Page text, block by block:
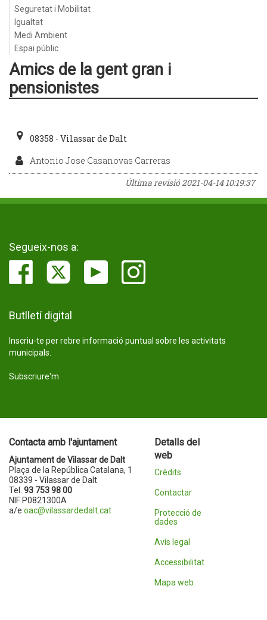
Seguretat i Mobilitat
Igualtat
Medi Ambient
Espai públic
Amics de la gent gran i
pensionistes
08358 - Vilassar de Dalt
Antonio Jose Casanovas Carreras
Última revisió2021-04-14 10:19:37
Segueix-nos a:
Butlletí digital
Inscriu-te per rebre informació puntual sobre les activitats
municipals.
Subscriure'm
Contacta amb l'ajuntament
Ajuntament de Vilassar de Dalt
Plaça de la República Catalana, 1
08339 - Vilassar de Dalt
Tel. 93 753 98 00
NIF P0821300A
a/e oac@vilassardedalt.cat
Detalls del
web
Crèdits
Contactar
Protecció de
dades
Avís legal
Accessibilitat
Mapa web